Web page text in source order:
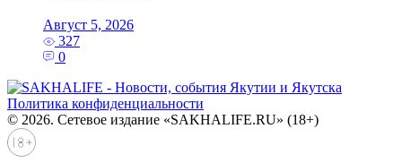
Август 5, 2026
327
0
Политика конфиденциальности
© 2026. Сетевое издание «SAKHALIFE.RU» (18+)